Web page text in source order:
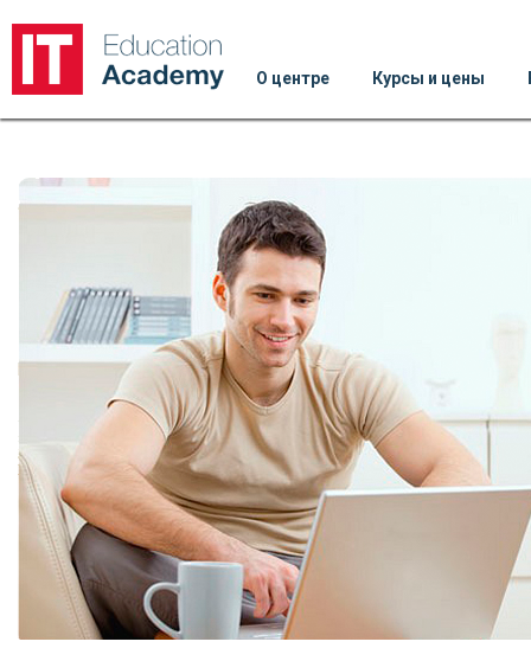
О центре Курсы и цены